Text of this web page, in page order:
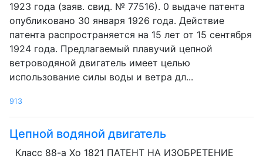
1923 года (заяв. свид. № 77516). 0 выдаче патента
опубликовано 30 января 1926 года. Действие
патента распространяется на 15 лет от 15 сентября
1924 года. Предлагаемый плавучий цепной
ветроводяной двигатель имеет целью
использование силы воды и ветра дл...
913
Цепной водяной двигатель
Класс 88-а Хо 1821 ПАТЕНТ НА ИЗОБРЕТЕНИЕ